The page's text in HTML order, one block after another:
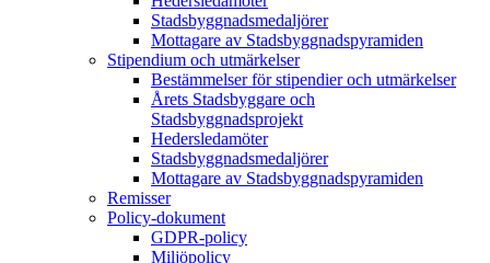
Stadsbyggnadsmedaljörer
Mottagare av Stadsbyggnadspyramiden
Stipendium och utmärkelser
Bestämmelser för stipendier och utmärkelser
Årets Stadsbyggare och
Stadsbyggnadsprojekt
Hedersledamöter
Stadsbyggnadsmedaljörer
Mottagare av Stadsbyggnadspyramiden
Remisser
Policy-dokument
GDPR-policy
Miljöpolicy